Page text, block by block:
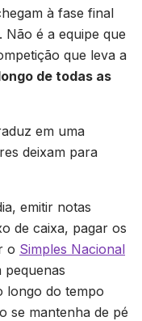
à fase final
Não é a equipe que
que leva a
de todas as
em uma
deixam para
emitir notas
de caixa, pagar os
o Simples Nacional
pequenas
longo do tempo
se mantenha de pé